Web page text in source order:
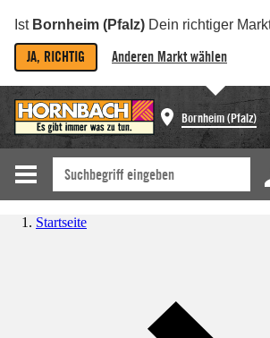
Ist Bornheim (Pfalz) Dein richtiger
JA, RICHTIG Anderen Markt wählen
Bornheim (Pfalz)
Startseite